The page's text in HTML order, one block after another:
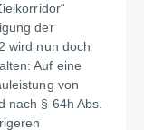
der
wird nun doch
Auf eine
von
nach § 64h Abs.